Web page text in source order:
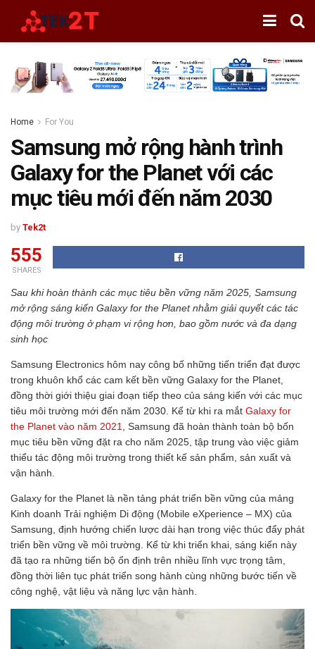
Home For You
Samsung mở rộng hành trình
Galaxy for the Planet với các
mục tiêu mới đến năm 2030
by Tek2t
555
SHARES
Sau khi hoàn thành các mục tiêu bền vững năm 2025, Samsung
mở rộng sáng kiến Galaxy for the Planet nhằm giải quyết các tác
động môi trường ở phạm vi rộng hơn, bao gồm nước và đa dạng
sinh học
Samsung Electronics hôm nay công bố những tiến triển đạt được
trong khuôn khổ các cam kết bền vững Galaxy for the Planet,
đồng thời giới thiệu giai đoạn tiếp theo của sáng kiến với các mục
tiêu môi trường mới đến năm 2030. Kể từ khi ra mắt Galaxy for
the Planet vào năm 2021
, Samsung đã hoàn thành toàn bộ bốn
mục tiêu bền vững đặt ra cho năm 2025, tập trung vào việc giảm
thiểu tác động môi trường trong thiết kế sản phẩm, sản xuất và
vận hành.
Galaxy for the Planet là nền tảng phát triển bền vững của mảng
Kinh doanh Trải nghiệm Di động (Mobile eXperience – MX) của
Samsung, định hướng chiến lược dài hạn trong việc thúc đẩy phát
triển bền vững về môi trường. Kể từ khi triển khai, sáng kiến này
đã tạo ra những tiến bộ ổn định trên nhiều lĩnh vực trọng tâm,
đồng thời liên tục phát triển song hành cùng những bước tiến về
công nghệ, vật liệu và năng lực vận hành.